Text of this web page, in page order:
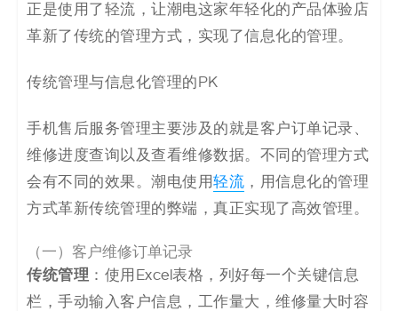
正是使用了轻流，让潮电这家年轻化的产品体验店
革新了传统的管理方式，实现了信息化的管理。
传统管理与信息化管理的PK
手机售后服务管理主要涉及的就是客户订单记录、
维修进度查询以及查看维修数据。不同的管理方式
会有不同的效果。潮电使用轻流 ，用信息化的管理
方式革新传统管理的弊端，真正实现了高效管理。
（一）客户维修订单记录
传统管理 ：使用Excel表格，列好每一个关键信息
栏，手动输入客户信息，工作量大，维修量大时容